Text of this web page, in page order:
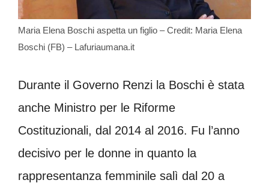
Maria Elena Boschi aspetta un figlio – Credit: Maria Elena
Boschi (FB) – Lafuriaumana.it
Durante il Governo Renzi la Boschi è stata
anche Ministro per le Riforme
Costituzionali, dal 2014 al 2016. Fu l’anno
decisivo per le donne in quanto la
rappresentanza femminile salì dal 20 a